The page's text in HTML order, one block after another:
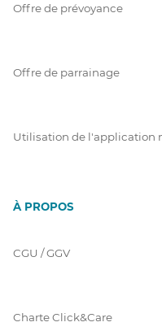
Offre de prévoyance
Offre de parrainage
Utilisation de l'application
À PROPOS
CGU / GGV
Charte Click&Care